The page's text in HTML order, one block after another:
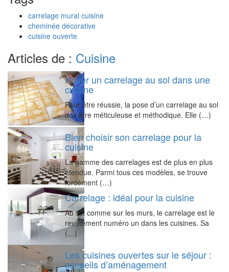
carrelage mural cuisine
cheminée décorative
cuisine ouverte
Articles de : Cuisine
Poser un carrelage au sol dans une
cuisine
Pour être réussie, la pose d’un carrelage au sol
doit être méticuleuse et méthodique. Elle (…)
Bien choisir son carrelage pour la
cuisine
La gamme des carrelages est de plus en plus
étendue. Parmi tous ces modèles, se trouve
forcément (…)
Carrelage : idéal pour la cuisine
Au sol comme sur les murs, le carrelage est le
revêtement numéro un dans les cuisines. Sa
(…)
Les cuisines ouvertes sur le séjour :
conseils d’aménagement